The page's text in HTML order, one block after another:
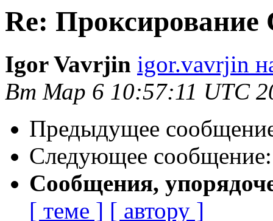
Re: Проксирование
Igor Vavrjin igor.vavrjin
Вт Мар 6 10:57:11 UTC
Предыдущее
Следующее
Сообщения,
[ теме ] [ автору ]